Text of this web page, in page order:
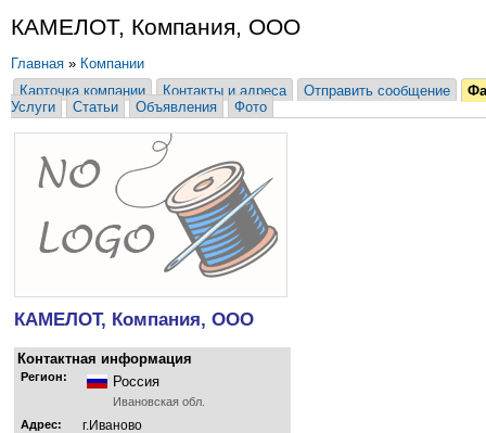
КАМЕЛОТ, Компания, ООО
Главная » Компании
Карточка компании
Контакты и адреса Отправить сообщение
Услуги
Статьи Объявления Фото
КАМЕЛОТ, Компания, ООО
Контактная информация
Регион: Россия
Ивановская обл.
Адрес:
г.Иваново